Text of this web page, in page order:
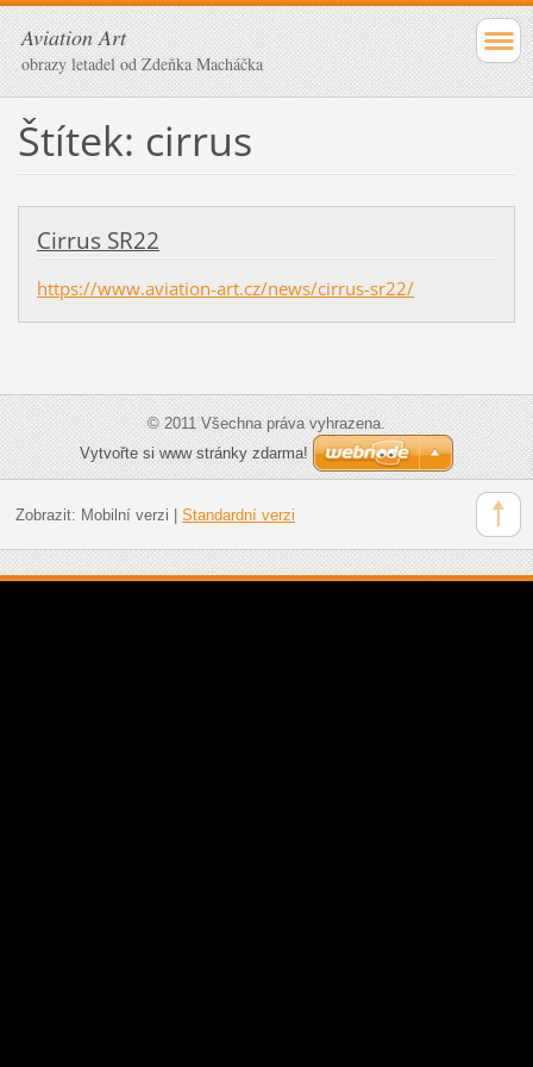
Aviation Art
obrazy letadel od Zdeňka Macháčka
Štítek: cirrus
Cirrus SR22
https://www.aviation-art.cz/news/cirrus-sr22/
© 2011 Všechna práva vyhrazena.
Vytvořte si www stránky zdarma!
Zobrazit: Mobilní verzi Standardní verzi